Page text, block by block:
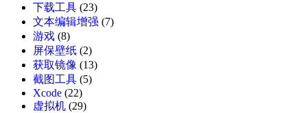
下载工具 (23)
文本编辑增强 (7)
游戏 (8)
屏保壁纸 (2)
获取镜像 (13)
截图工具 (5)
Xcode (22)
虚拟机 (29)